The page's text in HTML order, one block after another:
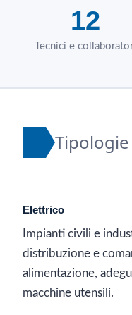
12
Tecnici e
Elettrico
Impianti civili e
distribuzione e
alimentazione,
macchine utensili.